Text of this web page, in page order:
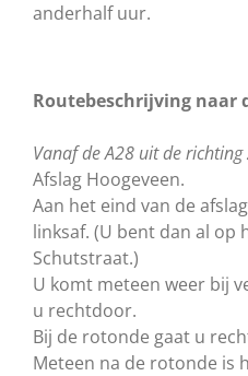
anderhalf uur.
Routebeschrijving naar
Vanaf de A28 uit de richting
Afslag Hoogeveen.
Aan het eind van de
linksaf. (U bent dan al op
Schutstraat.)
U komt meteen weer bij
u rechtdoor.
Bij de rotonde gaat u
Meteen na de rotonde is